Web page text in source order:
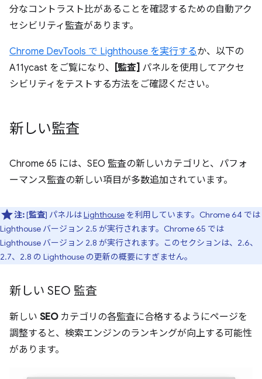
分なコントラスト比があることを確認するための自動アク
セシビリティ監査があります。
Chrome DevTools で Lighthouse を実行するか、以下の
A11ycast をご覧になり、
[監査] パネルを使用してアクセ
シビリティをテストする方法をご確認ください。
新しい監査
Chrome 65 には、SEO 監査の新しいカテゴリと、パフォ
ーマンス監査の新しい項目が多数追加されています。
注:[監査] パネルはLighthouse を利用しています。Chrome 64 では
Lighthouse バージョン 2.5 が実行されます。Chrome 65 では
Lighthouse バージョン 2.8 が実行されます。このセクションは、2.6、
2.7、2.8 の Lighthouse の更新の概要にすぎません。
新しい SEO 監査
新しい SEOカテゴリの各監査に合格するようにページを
調整すると、検索エンジンのランキングが向上する可能性
があります。